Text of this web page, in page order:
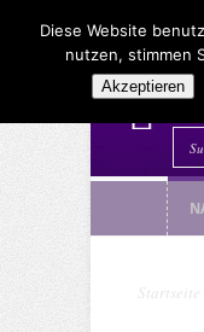
Startseite
Diese Website
nutzen, stimmen
Akzeptieren